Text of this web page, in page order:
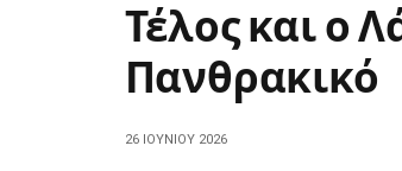
Τέλος και ο
Πανθρακικό
26 ΙΟΥΝΊΟΥ 2026